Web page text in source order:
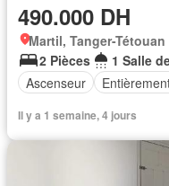
490.000 DH
Martil, Tanger-Tétouan
2 Pièces
1 Salle
Ascenseur
Il y a 1 semaine, 4 jours